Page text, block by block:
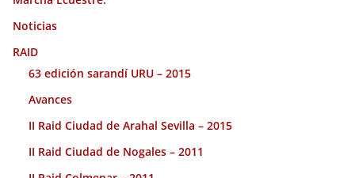
Noticias
RAID
63 edición sarandí URU – 2015
Avances
II Raid Ciudad de Arahal Sevilla – 2015
II Raid Ciudad de Nogales – 2011